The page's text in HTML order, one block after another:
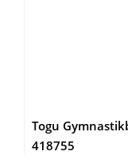
Togu
418755